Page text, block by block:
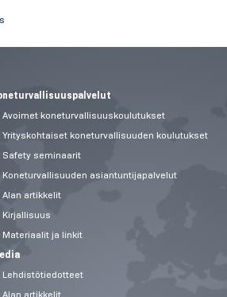
Avoimet koneturvallisuuskoulutukset
Yrityskohtaiset koneturvallisuuden koulutukset
Safety seminaarit
Koneturvallisuuden asiantuntijapalvelut
Alan artikkelit
Kirjallisuus
Materiaalit ja linkit
Lehdistötiedotteet
Alan artikkelit